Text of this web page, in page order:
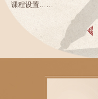
课程设置……